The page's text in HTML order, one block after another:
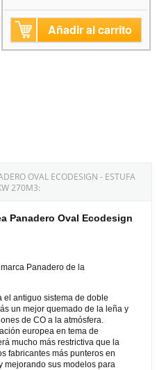
Añadir al carrito
OVAL ECODESIGN - ESTUFA
270M3:
Panadero Oval Ecodesign
Panadero de la
el antiguo sistema de doble
un mejor quemado de la leña y
de CO a la atmósfera.
europea en tema de
mucho más restrictiva que la
fabricantes más punteros en
mejorando sus modelos para